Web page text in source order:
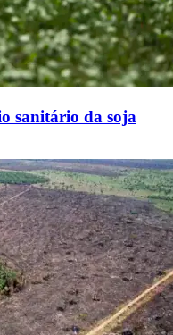
sanitário da soja